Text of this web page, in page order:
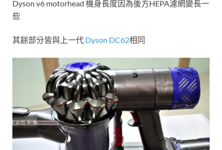
Dyson v6 motorhead 機身長度因為後方HEPA濾網變長一
些
其餘部分皆與上一代 Dyson DC62相同